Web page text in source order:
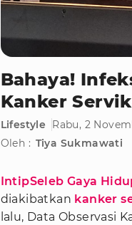
Bahaya!
Kanker
Lifestyle
Rabu, 2
Oleh : Tiya Sukmawati
IntipSeleb Gaya
diakibatkan kanker
lalu, Data Observasi